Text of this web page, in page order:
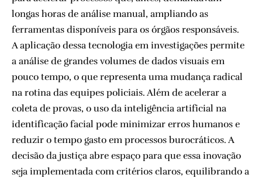
longas horas de análise manual, ampliando as
ferramentas disponíveis para os órgãos responsáveis.
A aplicação dessa tecnologia em investigações permite
a análise de grandes volumes de dados visuais em
pouco tempo, o que representa uma mudança radical
na rotina das equipes policiais. Além de acelerar a
coleta de provas, o uso da inteligência artificial na
identificação facial pode minimizar erros humanos e
reduzir o tempo gasto em processos burocráticos. A
decisão da justiça abre espaço para que essa inovação
seja implementada com critérios claros, equilibrando a